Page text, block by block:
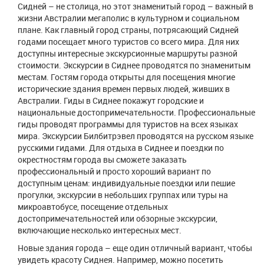
Сидней – не столица, но этот знаменитый город – важный в
жизни Австралии мегаполис в культурном и социальном
плане. Как главный город страны, потрясающий Сидней
годами посещает много туристов со всего мира. Для них
доступны интересные экскурсионные маршруты разной
стоимости. Экскурсии в Сиднее проводятся по знаменитым
местам. Гостям города открыты для посещения многие
исторические здания времен первых людей, живших в
Австралии. Гиды в Сиднее покажут городские и
национальные достопримечательности. Профессиональные
гиды проводят программы для туристов на всех языках
мира. Экскурсии Билбитрэвел проводятся на русском языке
русскими гидами. Для отдыха в Сиднее и поездки по
окрестностям города вы сможете заказать
профессиональный и просто хороший вариант по
доступным ценам: индивидуальные поездки или пешие
прогулки, экскурсии в небольших группах или туры на
микроавтобусе, посещение отдельных
достопримечательностей или обзорные экскурсии,
включающие несколько интересных мест.
Новые здания города – еще один отличный вариант, чтобы
увидеть красоту Сиднея. Например, можно посетить